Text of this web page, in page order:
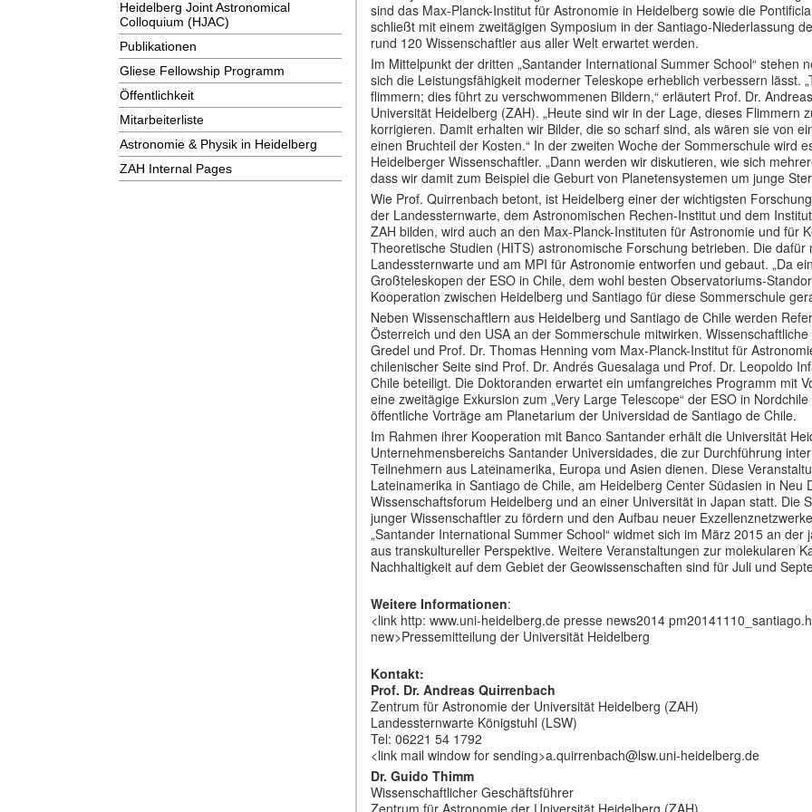
Heidelberg Joint Astronomical
Colloquium (HJAC)
Publikationen
Gliese Fellowship Programm
Öffentlichkeit
Mitarbeiterliste
Astronomie & Physik in Heidelberg
ZAH Internal Pages
sind das Max-Planck-Institut für Astronomie in Heidelberg sowie die
schließt mit einem zweitägigen Symposium in der Santiago-Niederlassung
rund 120 Wissenschaftler aus aller Welt erwartet werden.
Im Mittelpunkt der dritten „Santander International Summer School“ stehen
sich die Leistungsfähigkeit moderner Teleskope erheblich verbessern lässt.
flimmern; dies führt zu verschwommenen Bildern,“ erläutert Prof. Dr.
Universität Heidelberg (ZAH). „Heute sind wir in der Lage, dieses Flimmern
korrigieren. Damit erhalten wir Bilder, die so scharf sind, als wären sie von
einen Bruchteil der Kosten.“ In der zweiten Woche der Sommerschule wird
Heidelberger Wissenschaftler. „Dann werden wir diskutieren, wie sich
dass wir damit zum Beispiel die Geburt von Planetensystemen um junge
Wie Prof. Quirrenbach betont, ist Heidelberg einer der wichtigsten
der Landessternwarte, dem Astronomischen Rechen-Institut und dem
ZAH bilden, wird auch an den Max-Planck-Instituten für Astronomie und für
Theoretische Studien (HITS) astronomische Forschung betrieben. Die
Landessternwarte und am MPI für Astronomie entworfen und gebaut. „Da
Großteleskopen der ESO in Chile, dem wohl besten Observatoriums-
Kooperation zwischen Heidelberg und Santiago für diese Sommerschule
Neben Wissenschaftlern aus Heidelberg und Santiago de Chile werden
Österreich und den USA an der Sommerschule mitwirken.
Gredel und Prof. Dr. Thomas Henning vom Max-Planck-Institut für
chilenischer Seite sind Prof. Dr. Andrés Guesalaga und Prof. Dr. Leopoldo
Chile beteiligt. Die Doktoranden erwartet ein umfangreiches Programm mit
eine zweitägige Exkursion zum „Very Large Telescope“ der ESO in
öffentliche Vorträge am Planetarium der Universidad de Santiago de Chile.
Im Rahmen ihrer Kooperation mit Banco Santander erhält die Universität
Unternehmensbereichs Santander Universidades, die zur Durchführung
Teilnehmern aus Lateinamerika, Europa und Asien dienen. Diese
Lateinamerika in Santiago de Chile, am Heidelberg Center Südasien in Neu
Wissenschaftsforum Heidelberg und an einer Universität in Japan statt. Die
junger Wissenschaftler zu fördern und den Aufbau neuer
„Santander International Summer School“ widmet sich im März 2015 an
aus transkultureller Perspektive. Weitere Veranstaltungen zur molekularen
Nachhaltigkeit auf dem Gebiet der Geowissenschaften sind für Juli und
Weitere Informationen:
<link http: www.uni-heidelberg.de presse news2014
new>Pressemitteilung der Universität Heidelberg
Kontakt:
Prof. Dr. Andreas Quirrenbach
Zentrum für Astronomie der Universität Heidelberg (ZAH)
Landessternwarte Königstuhl (LSW)
Tel: 06221 54 1792
<link mail window for sending>a.quirrenbach@lsw.uni-heidelberg.de
Dr. Guido Thimm
Wissenschaftlicher Geschäftsführer
Zentrum für Astronomie der Universität Heidelberg (ZAH)